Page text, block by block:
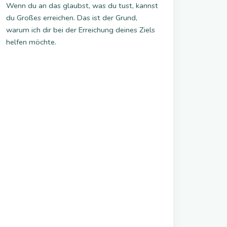
Wenn du an das glaubst, was du tust, kannst
du Großes erreichen. Das ist der Grund,
warum ich dir bei der Erreichung deines Ziels
helfen möchte.